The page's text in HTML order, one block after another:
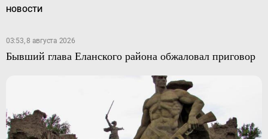
НОВОСТИ
03:53, 8 августа 2026
Бывший глава Еланского района обжаловал приговор